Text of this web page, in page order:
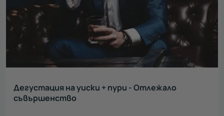
Дегустация на уиски + пури - Отлежало
съвършенство